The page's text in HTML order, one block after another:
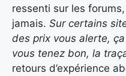
ressenti sur les
jamais. Sur certains
des prix vous alerte,
vous tenez bon, la
retours d’expérience